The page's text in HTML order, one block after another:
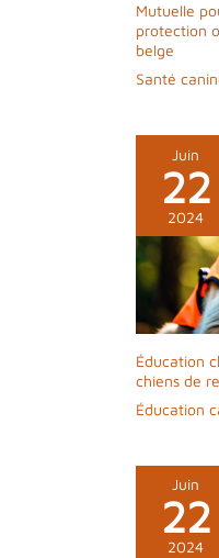
Mutuelle
protection
belge
Santé
Juin
22
2024
Éducation
chiens de
Éducation
Juin
22
2024